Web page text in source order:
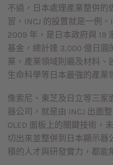
不過，日本處理產業整併的
習，INCJ 的設置就是一例
2009 年，是日本政府與 19
基金，總計達 3,000 億日圓
業，產業領域則遍及材料、
生命科學等日本最強的產業
像索尼、東芝及日立等三家
器公司，就是由 INCJ 出面
OLED 面板上的關鍵技術，
切出來並整併到日本顯示器
積的人才與研發實力，都能